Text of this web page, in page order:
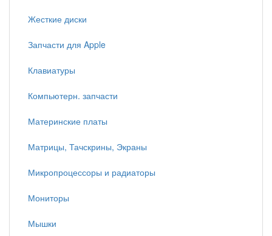
Жесткие диски
Запчасти для Apple
Клавиатуры
Компьютерн. запчасти
Материнские платы
Матрицы, Тачскрины, Экраны
Микропроцессоры и радиаторы
Мониторы
Мышки